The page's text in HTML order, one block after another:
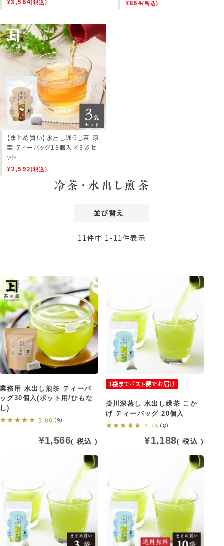
(税込) ¥864(税込)
【まとめ買い】水出しほうじ茶 涼
葉 ティーバッグ18個入×3袋セ
ット
¥2,592(税込)
冷茶・水出し煎茶
並び替え
価格が高い順
11 件中 1 -11 件表示
業務用 水出し煎茶 ティーバ
ッグ30個入(ポット用/ひもな
し)
5.00 （9）
¥1,566 税込
1袋までポスト便でお届け
掛川深蒸し 水出し緑茶 こか
げ ティーバッグ 20個入
4.75 （8）
¥1,188 税込